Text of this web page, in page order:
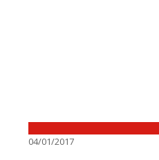
04/01/2017